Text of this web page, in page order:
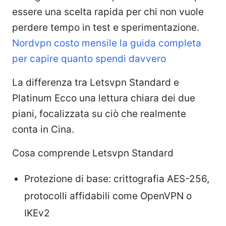
essere una scelta rapida per chi non vuole
perdere tempo in test e sperimentazione.
Nordvpn costo mensile la guida completa
per capire quanto spendi davvero
La differenza tra Letsvpn Standard e
Platinum Ecco una lettura chiara dei due
piani, focalizzata su ciò che realmente
conta in Cina.
Cosa comprende Letsvpn Standard
Protezione di base: crittografia AES-256,
protocolli affidabili come OpenVPN o
IKEv2